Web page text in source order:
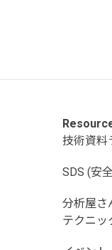
技術資料
SDS (安
分析屋さ
テクニッ